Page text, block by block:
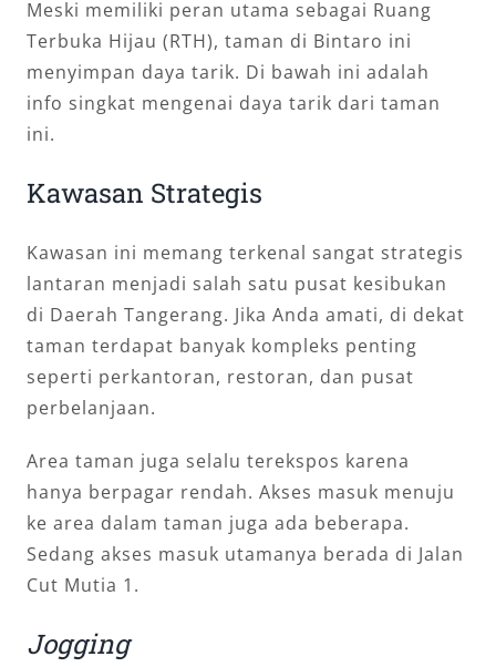
Meski memiliki peran utama sebagai Ruang
Terbuka Hijau (RTH), taman di Bintaro ini
menyimpan daya tarik. Di bawah ini adalah
info singkat mengenai daya tarik dari taman
ini.
Kawasan Strategis
Kawasan ini memang terkenal sangat strategis
lantaran menjadi salah satu pusat kesibukan
di Daerah Tangerang. Jika Anda amati, di dekat
taman terdapat banyak kompleks penting
seperti perkantoran, restoran, dan pusat
perbelanjaan.
Area taman juga selalu terekspos karena
hanya berpagar rendah. Akses masuk menuju
ke area dalam taman juga ada beberapa.
Sedang akses masuk utamanya berada di Jalan
Cut Mutia 1.
Jogging